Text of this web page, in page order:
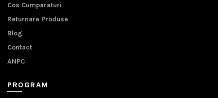
Cos Cumparaturi
Returnare Produse
Blog
Contact
ANPC
PROGRAM